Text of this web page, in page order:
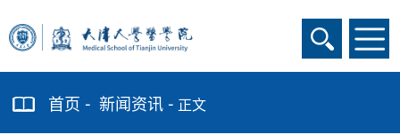
首页 新闻资讯 正文